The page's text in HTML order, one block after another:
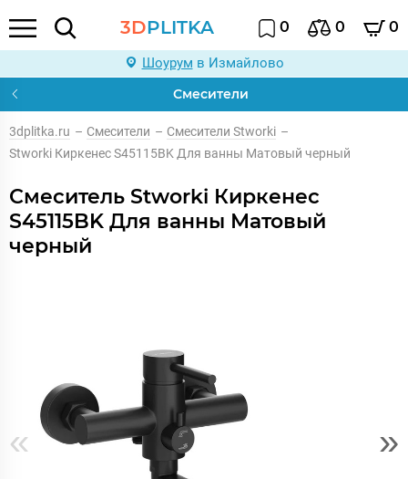
3DPLITKA 0 0 0
Шоурум в Измайлово
Смесители
3dplitka.ru – Смесители – Смесители Stworki –
Stworki Киркенес S45115BK Для ванны Матовый черный
Смеситель Stworki Киркенес
S45115BK Для ванны Матовый
черный
« »